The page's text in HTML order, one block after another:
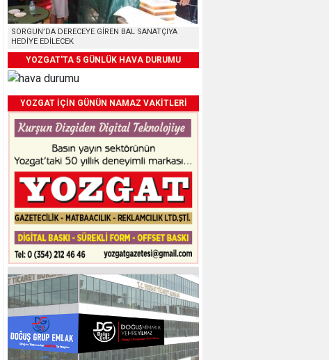
SORGUN’DA DERECEYE GİREN BAL SANATÇIYA
HEDİYE EDİLECEK
YOZGAT'TA 5 GÜNLÜK HAVA DURUMU
YOZGAT İÇİN GÜNÜN NAMAZ VAKİTLERİ